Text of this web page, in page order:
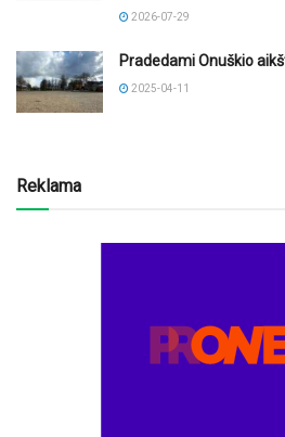
2026-07-29
Pradedami Onuškio
2025-04-11
Reklama